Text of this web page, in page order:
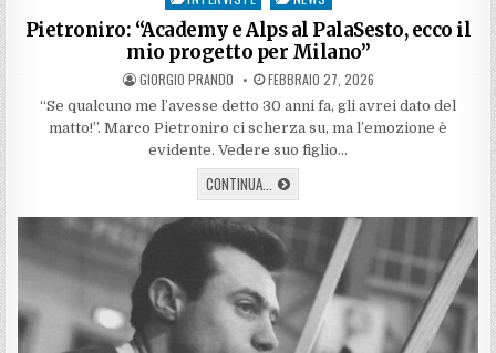
Pietroniro: “Academy e Alps al PalaSesto, ecco il
mio progetto per Milano”
AUTHOR:
GIORGIO PRANDO PUBLISHED
DATE:
FEBBRAIO 27, 2026
“Se qualcuno me l’avesse detto 30 anni fa, gli avrei dato del
matto!”. Marco Pietroniro ci scherza su, ma l’emozione è
evidente. Vedere suo figlio…
CONTINUA... PIETRONIRO:
“ACADEMY
AL
PALASESTO,
ECCO
IL
MIO
PROGETTO
PER
MILANO”